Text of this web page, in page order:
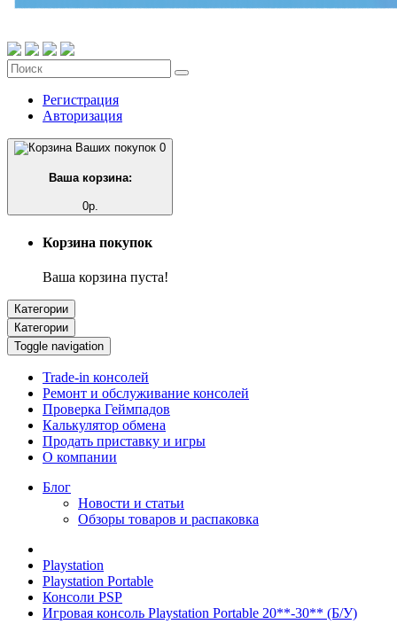
Регистрация
Авторизация
0
Ваша корзина:
0р.
Корзина покупок
Ваша корзина пуста!
Категории
Категории
Toggle navigation
Trade-in консолей
Ремонт и обслуживание консолей
Проверка Геймпадов
Калькулятор обмена
Продать приставку и игры
О компании
Блог
Новости и статьи
Обзоры товаров и распаковка
Playstation
Playstation Portable
Консоли PSP
Игровая консоль Playstation Portable 20**-30** (Б/У)